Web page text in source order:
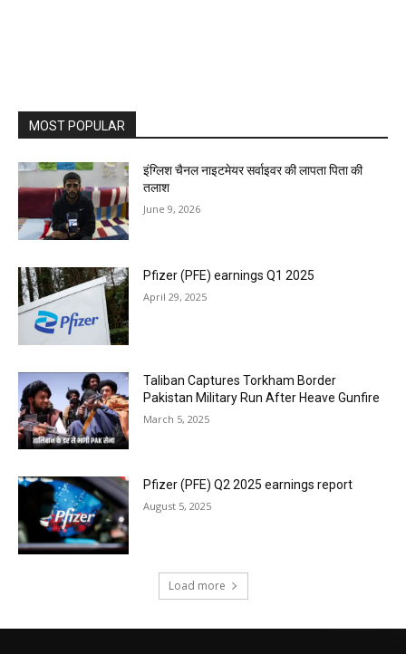
MOST POPULAR
इंग्लिश चैनल नाइटमेयर सर्वाइवर की लापता पिता की
तलाश
June 9, 2026
Pfizer (PFE) earnings Q1 2025
April 29, 2025
Taliban Captures Torkham Border
Pakistan Military Run After Heave Gunfire
March 5, 2025
Pfizer (PFE) Q2 2025 earnings report
August 5, 2025
Load more